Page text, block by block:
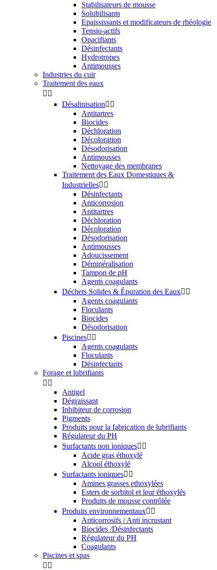
Stabilisateurs de mousse
Solubilisants
Epaississants et modificateurs de rhéologie
Tensio-actifs
Opacifiants
Désinfectants
Hydrotropes
Antimousses
Industries du cuir
Traitement des eaux
 
Désalinisation 
Antitartres
Biocides
Déchloration
Décoloration
Désodorisation
Antimousses
Nettoyage des membranes
Traitement des Eaux Domestiques &
Industrielles 
Désinfectants
Anticorrosion
Antitartres
Déchloration
Décoloration
Désodorisation
Antimousses
Adoucissement
Déminéralisation
Tampon de pH
Agents coagulants
Déchets Solides & Épuration des Eaux 
Agents coagulants
Floculants
Biocides
Désodorisation
Piscines 
Agents coagulants
Floculants
Désinfectants
Forage et lubrifiants
 
Antigel
Dégraissant
Inhibiteur de corrosion
Pigments
Produits pour la fabrication de lubrifiants
Régulateur du PH
Surfactants non ioniques 
Acide gras éthoxylé
Alcool éthoxylé
Surfactants ioniques 
Amines grasses ethoxylées
Esters de sorbitol et leur éthoxylés
Produits de mousse contrôlée
Produits environnementaux 
Anticorrosifs / Anti incrustant
Biocides /Désinfectants
Régulateur du PH
Coagulants
Piscines et spas
 